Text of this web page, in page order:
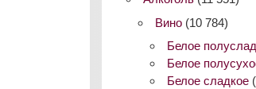
Вино (10 784)
Белое
Белое
Белое сладкое